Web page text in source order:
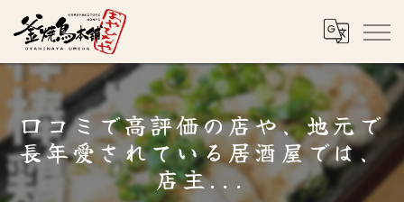
口コミで高評価の店や、地元で
長年愛されている居酒屋では、
店主...